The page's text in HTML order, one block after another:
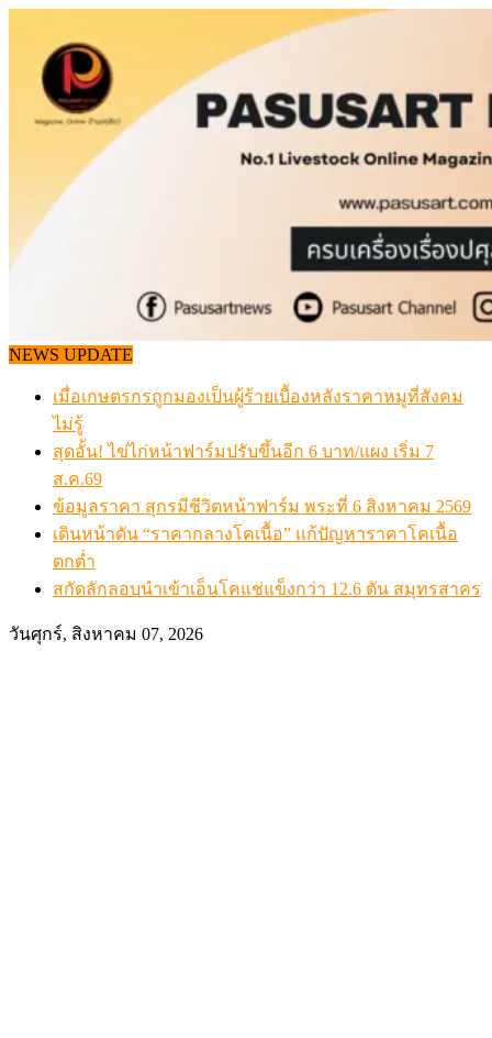
content
NEWS UPDATE
เมื่อเกษตรกรถูกมองเป็นผู้ร้ายเบื้องหลังราคาหมูที่สังคม
ไม่รู้
สุดอั้น! ไข่ไก่หน้าฟาร์มปรับขึ้นอีก 6 บาท/แผง เริ่ม 7
ส.ค.69
ข้อมูลราคา สุกรมีชีวิตหน้าฟาร์ม พระที่ 6 สิงหาคม 2569
เดินหน้าดัน “ราคากลางโคเนื้อ” แก้ปัญหาราคาโคเนื้อ
ตกต่ำ
สกัดลักลอบนำเข้าเอ็นโคแช่แข็งกว่า 12.6 ตัน สมุทรสาคร
วันศุกร์, สิงหาคม 07, 2026